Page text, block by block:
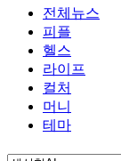
전체뉴스
피플
헬스
라이프
컬처
머니
테마